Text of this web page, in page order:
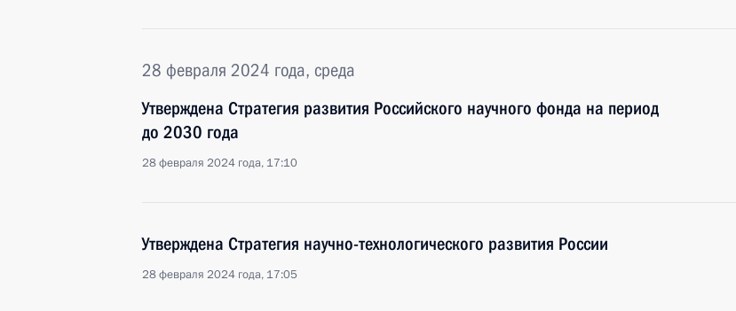
28 февраля 2024 года, среда
Утверждена Стратегия развития Российского научного фонда на период
до 2030 года
28 февраля 2024 года, 17:10
Утверждена Стратегия научно-технологического развития России
28 февраля 2024 года, 17:05